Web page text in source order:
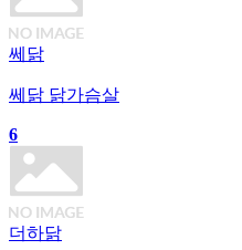
쎄닭
쎄닭 닭가슴살
6
더하닭